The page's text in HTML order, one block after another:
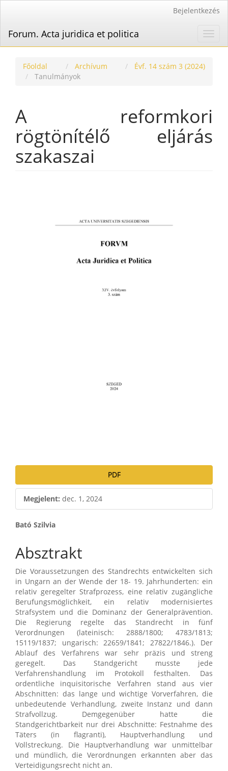
Content
Sidebar
Bejelentkezés
Forum. Acta juridica et politica
Főoldal Archívum
Évf. 14 szám 3 (2024)
Tanulmányok
A reformkori
rögtönítélő eljárás
szakaszai
PDF
Megjelent: dec. 1, 2024
Main
Article
Content
Bató Szilvia
Absztrakt
Die Voraussetzungen des Standrechts entwickelten sich
in Ungarn an der Wende der 18- 19. Jahrhunderten: ein
relativ geregelter Strafprozess, eine relativ zugängliche
Berufungsmöglichkeit, ein relativ modernisiertes
Strafsystem und die Dominanz der Generalprävention.
Die Regierung regelte das Standrecht in fünf
Verordnungen (lateinisch: 2888/1800; 4783/1813;
15119/1837; ungarisch: 22659/1841; 27822/1846.). Der
Ablauf des Verfahrens war sehr präzis und streng
geregelt. Das Standgericht musste jede
Verfahrenshandlung im Protokoll festhalten. Das
ordentliche inquisitorische Verfahren stand aus vier
Abschnitten: das lange und wichtige Vorverfahren, die
unbedeutende Verhandlung, zweite Instanz und dann
Strafvollzug. Demgegenüber hatte die
Standgerichtbarkeit nur drei Abschnitte: Festnahme des
Täters (in flagranti), Hauptverhandlung und
Vollstreckung. Die Hauptverhandlung war unmittelbar
und mündlich, die Verordnungen erkannten aber das
Verteidigungsrecht nicht an.